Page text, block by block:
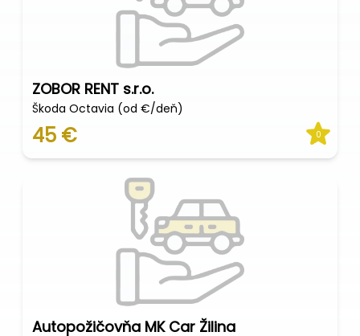
ZOBOR RENT s.r.o.
Škoda Octavia (od €/deň)
45 € 0
Autopožičovňa MK Car Žilina